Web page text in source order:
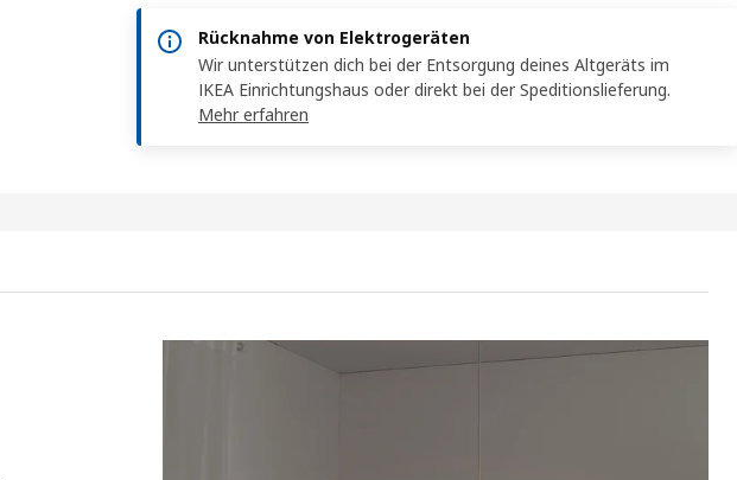
Rücknahme von Elektrogeräten
Wir unterstützen dich bei der Entsorgung deines Altgeräts im
IKEA Einrichtungshaus oder direkt bei der Speditionslieferung.
Mehr erfahren